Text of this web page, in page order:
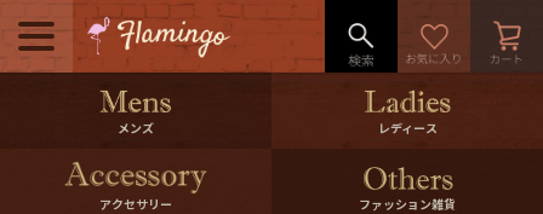
メニュー
500pt＆10％Offクーポンプレゼン
ト
10％0ffクーポンプレゼント
メンズ レディース
アクセサリー ファッション雑貨